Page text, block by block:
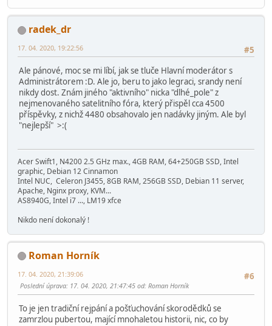
radek_dr
#5
17. 04. 2020, 19:22:56
Ale pánové, moc se mi líbí, jak se tluče Hlavní moderátor s
Administrátorem :D. Ale jo, beru to jako legraci, srandy není
nikdy dost. Znám jiného "aktivního" nicka "dlhé_pole" z
nejmenovaného satelitního fóra, který přispěl cca 4500
příspěvky, z nichž 4480 obsahovalo jen nadávky jiným. Ale byl
"nejlepší" >:(
Acer Swift1, N4200 2.5 GHz max., 4GB RAM, 64+250GB SSD, Intel
graphic, Debian 12 Cinnamon
Intel NUC, Celeron J3455, 8GB RAM, 256GB SSD, Debian 11 server,
Apache, Nginx proxy, KVM...
AS8940G, Intel i7 ..., LM19 xfce
Nikdo není dokonalý !
Roman Horník
#6
17. 04. 2020, 21:39:06
Poslední úprava: 17. 04. 2020, 21:47:45 od: Roman Horník
To je jen tradiční rejpání a pošťuchování skorodědků se
zamrzlou pubertou, mající mnohaletou historii, nic, co by